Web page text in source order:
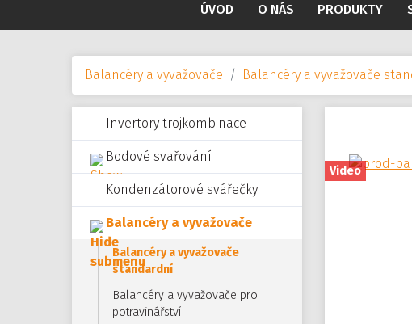
ÚVOD O NÁS PRODUKTY
Balancéry a vyvažovače Balancéry a vyvažovače
Invertory trojkombinace
Bodové svařování
Kondenzátorové svářečky
Balancéry a vyvažovače
Balancéry a vyvažovače
standardní
Balancéry a vyvažovače pro
potravinářství
Video